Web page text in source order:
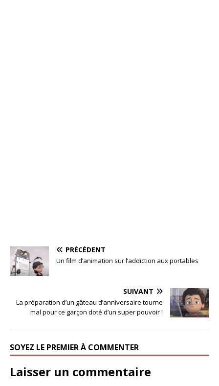
PRÉCÉDENT
Un film d’animation sur l’addiction aux portables
SUIVANT
La préparation d’un gâteau d’anniversaire tourne
mal pour ce garçon doté d’un super pouvoir !
SOYEZ LE PREMIER À COMMENTER
Laisser un commentaire